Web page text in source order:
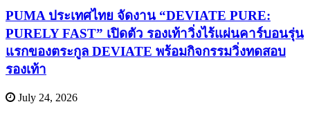
PUMA ประเทศไทย จัดงาน “DEVIATE PURE:
PURELY FAST” เปิดตัว รองเท้าวิ่งไร้แผ่นคาร์บอนรุ่น
แรกของตระกูล DEVIATE พร้อมกิจกรรมวิ่งทดสอบ
รองเท้า
July 24, 2026